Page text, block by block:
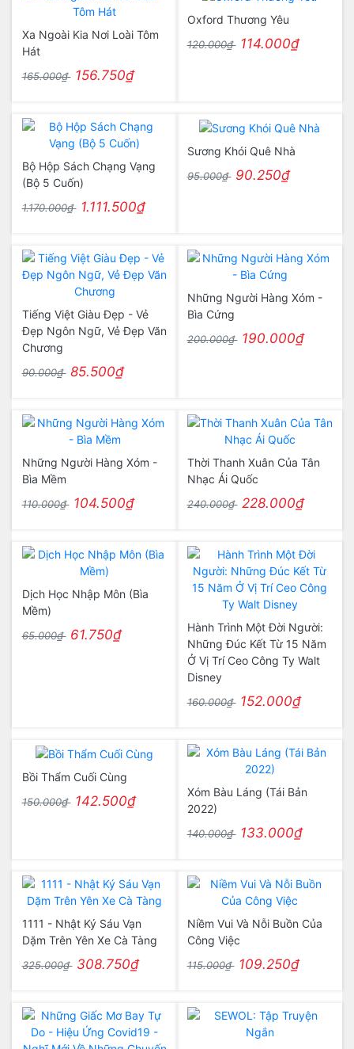
Xa Ngoài Kia Nơi Loài Tôm
Hát
165.000₫ 156.750₫
Oxford Thương Yêu
120.000₫ 114.000₫
Bộ Hộp Sách Chạng Vạng
(Bộ 5 Cuốn)
1.170.000₫ 1.111.500₫
Sương Khói Quê Nhà
95.000₫ 90.250₫
Tiếng Việt Giàu Đẹp - Vẻ
Đẹp Ngôn Ngữ, Vẻ Đẹp Văn
Chương
90.000₫ 85.500₫
Những Người Hàng Xóm -
Bìa Cứng
200.000₫ 190.000₫
Những Người Hàng Xóm -
Bìa Mềm
110.000₫ 104.500₫
Thời Thanh Xuân Của Tân
Nhạc Ái Quốc
240.000₫ 228.000₫
Dịch Học Nhập Môn (Bìa
Mềm)
65.000₫ 61.750₫
Hành Trình Một Đời Người:
Những Đúc Kết Từ 15 Năm
Ở Vị Trí Ceo Công Ty Walt
Disney
160.000₫ 152.000₫
Bồi Thẩm Cuối Cùng
150.000₫ 142.500₫
Xóm Bàu Láng (Tái Bản
2022)
140.000₫ 133.000₫
1111 - Nhật Ký Sáu Vạn
Dặm Trên Yên Xe Cà Tàng
325.000₫ 308.750₫
Niềm Vui Và Nỗi Buồn Của
Công Việc
115.000₫ 109.250₫